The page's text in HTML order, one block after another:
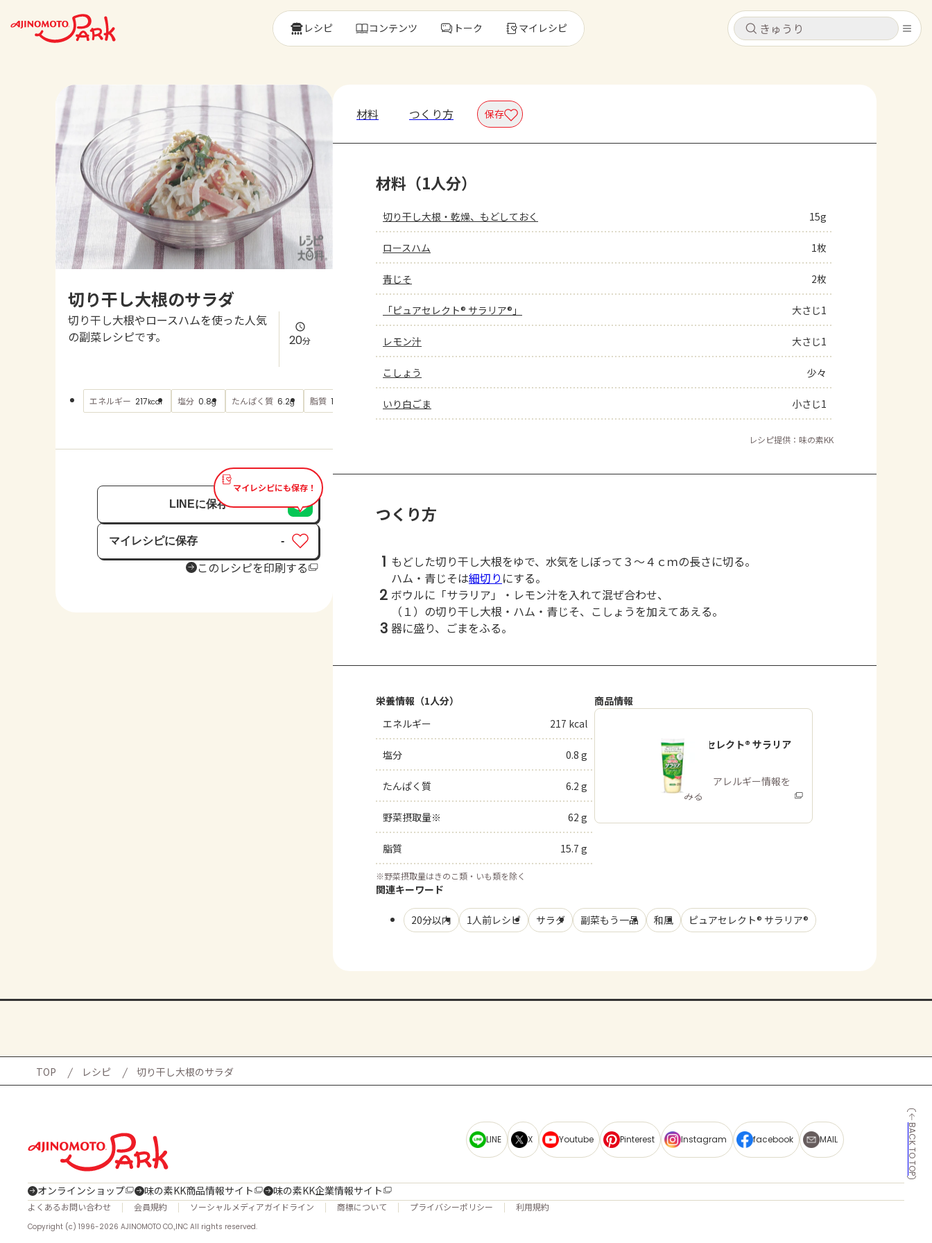
キャンセル
レシピ
トーク
よくあるお問い合わせ
AJINOMOTO PARK とは
キャンセル
レシピ コンテンツ トーク マイレシピ
切り干し大根のサラダ
切り干し大根やロースハムを使った人気
の副菜レシピです。
20分
エネルギー 217kcal 塩分 0.8g たんぱく質 6.2g 脂質 15.7 もっと見る
マイレシピにも保存！
LINEに保存
マイレシピに保存
保存済み
-
このレシピを印刷する
材料 つくり方 保存
材料（1人分）
切り干し大根・乾燥、もどしておく 15g
ロースハム 1枚
青じそ 2枚
「ピュアセレクト® サラリア®」 大さじ1
レモン汁 大さじ1
こしょう 少々
いり白ごま 小さじ1
レシピ提供：味の素KK
つくり方
1 もどした切り干し大根をゆで、水気をしぼって３～４ｃｍの長さに切る。
ハム・青じそは細切り にする。
2 ボウルに「サラリア」・レモン汁を入れて混ぜ合わせ、
（１）の切り干し大根・ハム・青じそ、こしょうを加えてあえる。
3 器に盛り、ごまをふる。
栄養情報（1人分）
エネルギー
217 kcal
塩分 0.8 g
たんぱく質 6.2 g
野菜摂取量※ 62 g
脂質 15.7 g
※野菜摂取量はきのこ類・いも類を除く
商品情報
「ピュアセレクト® サラリア
®」
商品・アレルギー情報を
みる
関連キーワード
20分以内 1人前レシピ サラダ 副菜もう一品 和風 ピュアセレクト® サラリア®
TOP レシピ 切り干し大根のサラダ
BACK TO TOP
LINE X Youtube Pinterest Instagram facebook MAIL
オンラインショップ 味の素KK商品情報サイト 味の素KK企業情報サイト
よくあるお問い合わせ 会員規約 ソーシャルメディアガイドライン 商標について プライバシーポリシー 利用規約
Copyright (c) 1996-2026 AJINOMOTO CO.,INC All rights reserved.